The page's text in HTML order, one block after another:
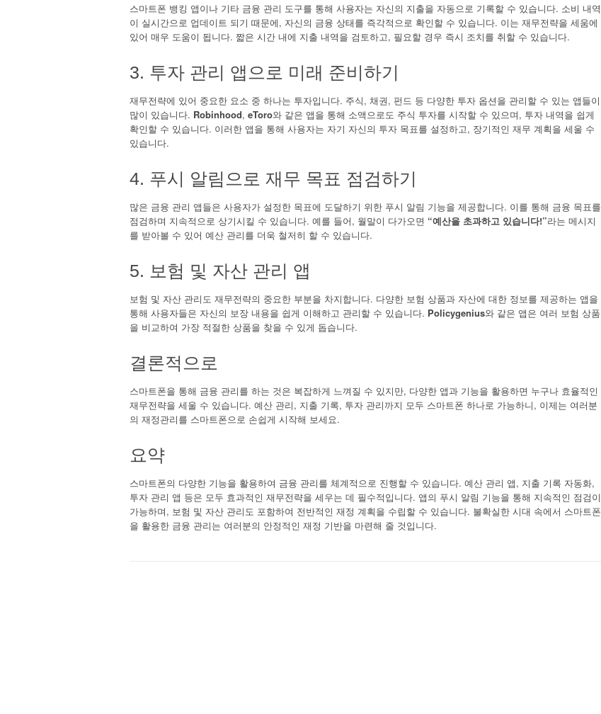
스마트폰 뱅킹 앱이나 기타 금융 관리 도구를 통해 사용자는 자신의 지출을 자동으로 기록할 수 있습니다. 소비 내역
이 실시간으로 업데이트 되기 때문에, 자신의 금융 상태를 즉각적으로 확인할 수 있습니다. 이는 재무전략을 세움에
있어 매우 도움이 됩니다. 짧은 시간 내에 지출 내역을 검토하고, 필요할 경우 즉시 조치를 취할 수 있습니다.
3. 투자 관리 앱으로 미래 준비하기
재무전략에 있어 중요한 요소 중 하나는 투자입니다. 주식, 채권, 펀드 등 다양한 투자 옵션을 관리할 수 있는 앱들이
많이 있습니다. Robinhood, eToro와 같은 앱을 통해 소액으로도 주식 투자를 시작할 수 있으며, 투자 내역을 쉽게
확인할 수 있습니다. 이러한 앱을 통해 사용자는 자기 자신의 투자 목표를 설정하고, 장기적인 재무 계획을 세울 수
있습니다.
4. 푸시 알림으로 재무 목표 점검하기
많은 금융 관리 앱들은 사용자가 설정한 목표에 도달하기 위한 푸시 알림 기능을 제공합니다. 이를 통해 금융 목표를
점검하며 지속적으로 상기시킬 수 있습니다. 예를 들어, 월말이 다가오면 “예산을 초과하고 있습니다!”라는 메시지
를 받아볼 수 있어 예산 관리를 더욱 철저히 할 수 있습니다.
5. 보험 및 자산 관리 앱
보험 및 자산 관리도 재무전략의 중요한 부분을 차지합니다. 다양한 보험 상품과 자산에 대한 정보를 제공하는 앱을
통해 사용자들은 자신의 보장 내용을 쉽게 이해하고 관리할 수 있습니다. Policygenius와 같은 앱은 여러 보험 상품
을 비교하여 가장 적절한 상품을 찾을 수 있게 돕습니다.
결론적으로
스마트폰을 통해 금융 관리를 하는 것은 복잡하게 느껴질 수 있지만, 다양한 앱과 기능을 활용하면 누구나 효율적인
재무전략을 세울 수 있습니다. 예산 관리, 지출 기록, 투자 관리까지 모두 스마트폰 하나로 가능하니, 이제는 여러분
의 재정관리를 스마트폰으로 손쉽게 시작해 보세요.
요약
스마트폰의 다양한 기능을 활용하여 금융 관리를 체계적으로 진행할 수 있습니다. 예산 관리 앱, 지출 기록 자동화,
투자 관리 앱 등은 모두 효과적인 재무전략을 세우는 데 필수적입니다. 앱의 푸시 알림 기능을 통해 지속적인 점검이
가능하며, 보험 및 자산 관리도 포함하여 전반적인 재정 계획을 수립할 수 있습니다. 불확실한 시대 속에서 스마트폰
을 활용한 금융 관리는 여러분의 안정적인 재정 기반을 마련해 줄 것입니다.